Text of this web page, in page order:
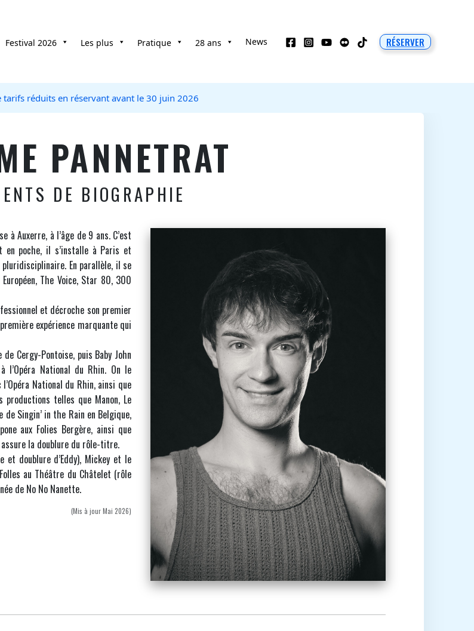
Festival 2026 Les plus Pratique 28 ans News RÉSERVER
tarifs réduits en réservant avant le 30 juin 2026
PANNETRAT
DE BIOGRAPHIE
à Auxerre, à l’âge de 9 ans. C’est
en poche, il s’installe à Paris et
En parallèle, il se
The Voice, Star 80, 300
et décroche son premier
expérience marquante qui
Cergy-Pontoise, puis Baby John
l’Opéra National du Rhin. On le
National du Rhin, ainsi que
telles que Manon, Le
Singin’ in the Rain en Belgique,
aux Folies Bergère, ainsi que
la doublure du rôle-titre.
doublure d’Eddy), Mickey et le
au Théâtre du Châtelet (rôle
de No No Nanette.
(Mis à jour Mai 2026)